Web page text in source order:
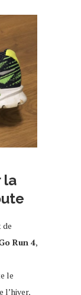
la
de
Run 4,
le
l’hiver,